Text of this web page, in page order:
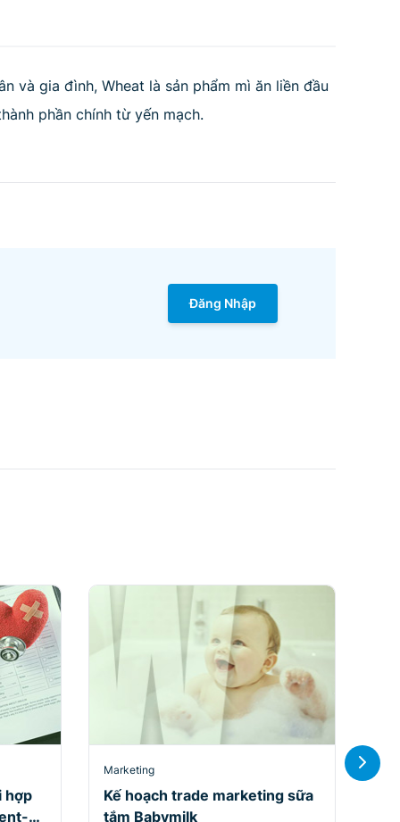
và gia đình, Wheat là sản phẩm mì ăn liền đầu
phần chính từ yến mạch.
Đăng Nhập
hợp
Marketing
Kế hoạch trade marketing sữa
tắm Babymilk